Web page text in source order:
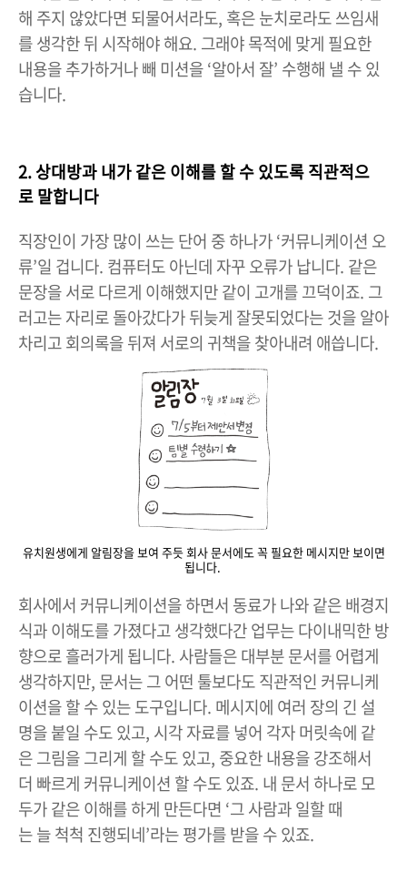
해 주지 않았다면 되물어서라도, 혹은 눈치로라도 쓰임새
를 생각한 뒤 시작해야 해요. 그래야 목적에 맞게 필요한
내용을 추가하거나 빼 미션을 ‘알아서 잘’ 수행해 낼 수 있
습니다.
2. 상대방과 내가 같은 이해를 할 수 있도록 직관적으
로 말합니다
직장인이 가장 많이 쓰는 단어 중 하나가 ‘커뮤니케이션 오
류’일 겁니다. 컴퓨터도 아닌데 자꾸 오류가 납니다. 같은
문장을 서로 다르게 이해했지만 같이 고개를 끄덕이죠. 그
러고는 자리로 돌아갔다가 뒤늦게 잘못되었다는 것을 알아
차리고 회의록을 뒤져 서로의 귀책을 찾아내려 애씁니다.
유치원생에게 알림장을 보여 주듯 회사 문서에도 꼭 필요한 메시지만 보이면
됩니다.
회사에서 커뮤니케이션을 하면서 동료가 나와 같은 배경지
식과 이해도를 가졌다고 생각했다간 업무는 다이내믹한 방
향으로 흘러가게 됩니다. 사람들은 대부분 문서를 어렵게
생각하지만, 문서는 그 어떤 툴보다도 직관적인 커뮤니케
이션을 할 수 있는 도구입니다. 메시지에 여러 장의 긴 설
명을 붙일 수도 있고, 시각 자료를 넣어 각자 머릿속에 같
은 그림을 그리게 할 수도 있고, 중요한 내용을 강조해서
더 빠르게 커뮤니케이션 할 수도 있죠. 내 문서 하나로 모
두가 같은 이해를 하게 만든다면 ‘그 사람과 일할 때
는 늘 척척 진행되네’라는 평가를 받을 수 있죠.